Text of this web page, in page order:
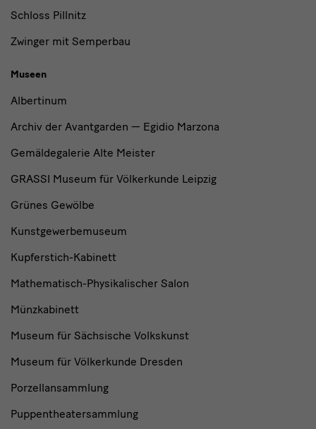
Schloss Pillnitz
Zwinger mit Semperbau
Museen
Albertinum
Archiv der Avantgarden — Egidio Marzona
Gemäldegalerie Alte Meister
GRASSI Museum für Völkerkunde Leipzig
Grünes Gewölbe
Kunstgewerbemuseum
Kupferstich-Kabinett
Mathematisch-Physikalischer Salon
Münzkabinett
Museum für Sächsische Volkskunst
Museum für Völkerkunde Dresden
Porzellansammlung
Puppentheatersammlung